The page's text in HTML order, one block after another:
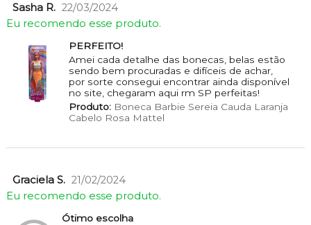
Sasha R. 22/03/2024
Eu recomendo esse produto.
PERFEITO!
Amei cada detalhe das bonecas, belas estão
sendo bem procuradas e difíceis de achar,
por sorte consegui encontrar ainda disponível
no site, chegaram aqui rm SP perfeitas!
Produto:Boneca Barbie Sereia Cauda Laranja
Cabelo Rosa Mattel
Graciela S. 21/02/2024
Eu recomendo esse produto.
Ótimo escolha